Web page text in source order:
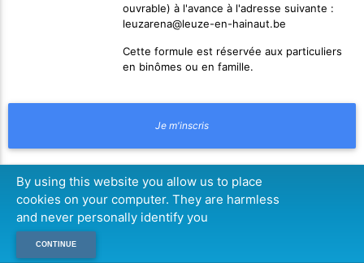
ouvrable) à l'avance à l'adresse suivante :
leuzarena@leuze-en-hainaut.be
Cette formule est réservée aux particuliers
en binômes ou en famille.
By using this website you allow us to place
cookies on your computer. They are harmless
and never personally identify you
CONTINUE